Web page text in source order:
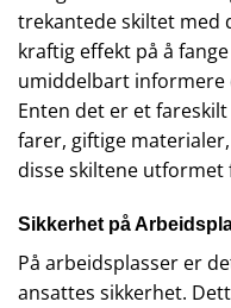
trekantede skiltet med
kraftig effekt på å
umiddelbart informere
Enten det er et
farer, giftige
disse skiltene utformet
Sikkerhet på
På arbeidsplasser er
ansattes sikkerhet.